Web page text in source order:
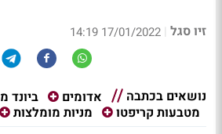
זיו סגל |
17/01/2022 14:19
נושאים בכתבה אדומים ביונד
מטבעות קריפטו
מניות מומלצות